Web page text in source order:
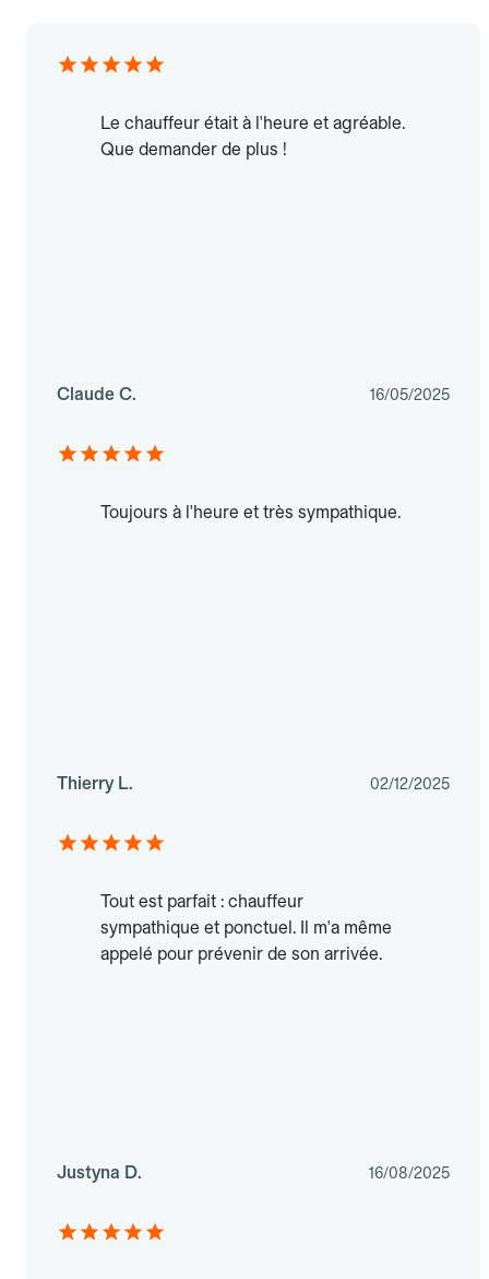
Le chauffeur était à l'heure et agréable.
Que demander de plus !
Claude C. 16/05/2025
Toujours à l'heure et très sympathique.
Thierry L. 02/12/2025
Tout est parfait : chauffeur
sympathique et ponctuel. Il m'a même
appelé pour prévenir de son arrivée.
Justyna D. 16/08/2025